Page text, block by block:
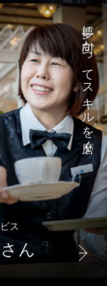
夢に向かってスキルを磨く
ス
ん